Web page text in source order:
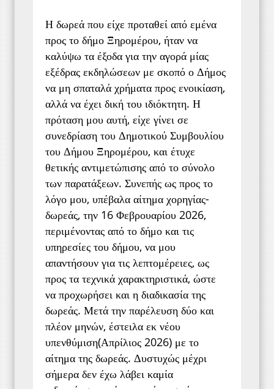
Η δωρεά που είχε προταθεί από εμένα
προς το δήμο Ξηρομέρου, ήταν να
καλύψω τα έξοδα για την αγορά μίας
εξέδρας εκδηλώσεων με σκοπό ο Δήμος
να μη σπαταλά χρήματα προς ενοικίαση,
αλλά να έχει δική του ιδιόκτητη. Η
πρόταση μου αυτή, είχε γίνει σε
συνεδρίαση του Δημοτικού Συμβουλίου
του Δήμου Ξηρομέρου, και έτυχε
θετικής αντιμετώπισης από το σύνολο
των παρατάξεων. Συνεπής ως προς το
λόγο μου, υπέβαλα αίτημα χορηγίας-
δωρεάς, την 16 Φεβρουαρίου 2026,
περιμένοντας από το δήμο και τις
υπηρεσίες του δήμου, να μου
απαντήσουν για τις λεπτομέρειες, ως
προς τα τεχνικά χαρακτηριστικά, ώστε
να προχωρήσει και η διαδικασία της
δωρεάς. Μετά την παρέλευση δύο και
πλέον μηνών, έστειλα εκ νέου
υπενθύμιση(Απρίλιος 2026) με το
αίτημα της δωρεάς. Δυστυχώς μέχρι
σήμερα δεν έχω λάβει καμία